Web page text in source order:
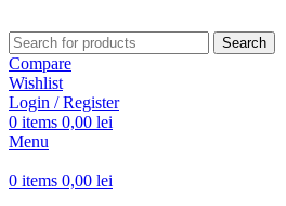
Search
Compare
Wishlist
Login / Register
0 items 0,00 lei
Menu
0 items 0,00 lei